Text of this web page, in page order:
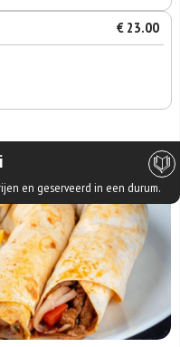
€ 23.00
en geserveerd in een durum.